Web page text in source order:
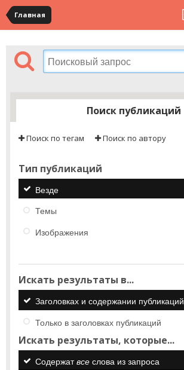
Главная
Поиск публикаций
Поиск по тегам Поиск по автору
Тип публикаций
Везде
Темы
Изображения
Искать результаты в...
Заголовках и содержании публикаций
Только в заголовках публикаций
Искать результаты, которые...
Содержатвсе слова из запроса